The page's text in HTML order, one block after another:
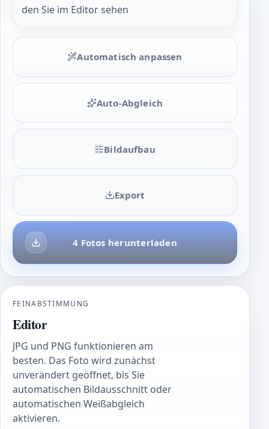
den Sie im Editor sehen
Automatisch anpassen
Auto-Abgleich
Bildaufbau
4 Fotos herunterladen
Export
FEINABSTIMMUNG
Editor
JPG und PNG funktionieren am
besten. Das Foto wird zunächst
unverändert geöffnet, bis Sie
automatischen Bildausschnitt oder
automatischen Weißabgleich
aktivieren.